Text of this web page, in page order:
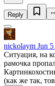
Reply
nickolaym Jun
Ситуация, на
рамочка
(как же так,